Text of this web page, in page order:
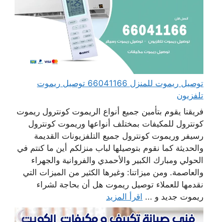
توصيل ريموت للمنزل 66041166 توصيل ريموت
تلفزيون
فريقنا يقوم بتأمين جميع أنواع الريموت كونترول ريموت
كونترول للمكيفات بمختلف أنواعها وريموت كونترول
رسيفر وريموت كونترول جميع التلفزيونات القديمة
والحديثة كما نقوم بتوصيلها لباب منزلكم أين ما كنتم في
الحولي ومبارك الكبير والأحمدي والفروانية والجهراء
والعاصمة. ومن ميزاتنا: وغيرها الكثير من الميزات التي
نقدمها للعملاء توصيل ريموت هل أن بحاجة لشراء
ريموت جديد و ... اقرأ المزيد